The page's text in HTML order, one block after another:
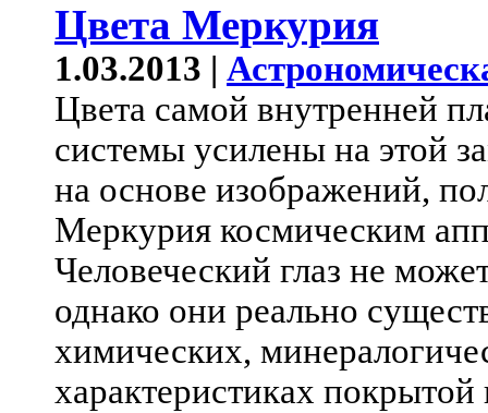
Цвета Меркурия
1.03.2013 |
Цвета самой внутренней
системы усилены на этой
на основе изображений,
Меркурия космическим
Человеческий глаз не
однако они реально
химических,
характеристиках